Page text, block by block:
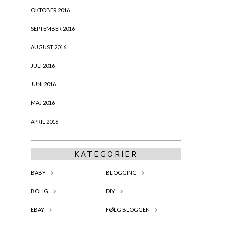
OKTOBER 2016
SEPTEMBER 2016
AUGUST 2016
JULI 2016
JUNI 2016
MAJ 2016
APRIL 2016
KATEGORIER
BABY BLOGGING
BOLIG DIY
EBAY FØLG BLOGGEN